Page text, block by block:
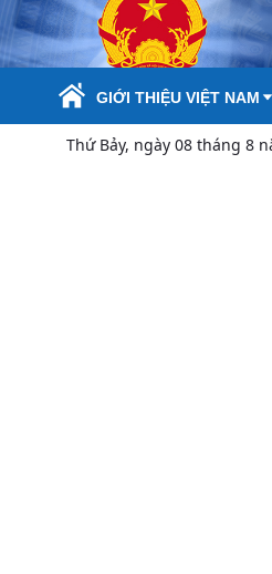
Skip to Main Content
GIỚI THIỆU VIỆT NAM
Thứ Bảy, ngày 08 tháng 8